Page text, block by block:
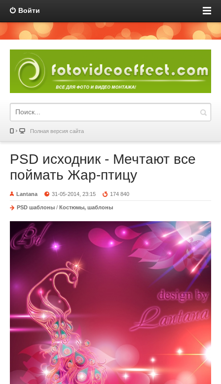
Войти
Полная версия сайта
PSD исходник - Мечтают все
поймать Жар-птицу
Lantana 31-05-2014, 23:15 174 840
PSD шаблоны / Костюмы, шаблоны